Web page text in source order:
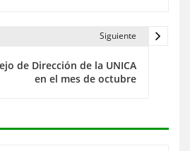
Siguiente
de Dirección de la UNICA
en el mes de octubre